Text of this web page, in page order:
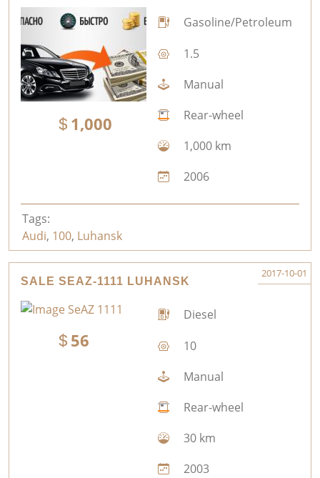
1,000
Gasoline/Petroleum
1.5
Manual
Rear-wheel
1,000 km
2006
Tags:
Audi, 100, Luhansk
SALE SEAZ-1111 LUHANSK
2017-10-01
56
Diesel
10
Manual
Rear-wheel
30 km
2003